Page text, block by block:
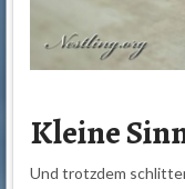
Kleine
Und trotzdem